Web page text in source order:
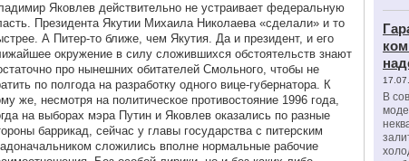
Яковлев действительно не устраивает федеральную
Президента Якутии Михаила Николаева «сделали» и то
А Питер-то ближе, чем Якутия. Да и президент, и его
окружение в силу сложившихся обстоятельств знают
про нынешних обитателей Смольного, чтобы не
по полгода на разработку одного вице-губернатора. К
же, несмотря на политическое противостояние 1996 года,
на выборах мэра Путин и Яковлев оказались по разные
баррикад, сейчас у главы государства с питерским
сложились вполне нормальные рабочие
В